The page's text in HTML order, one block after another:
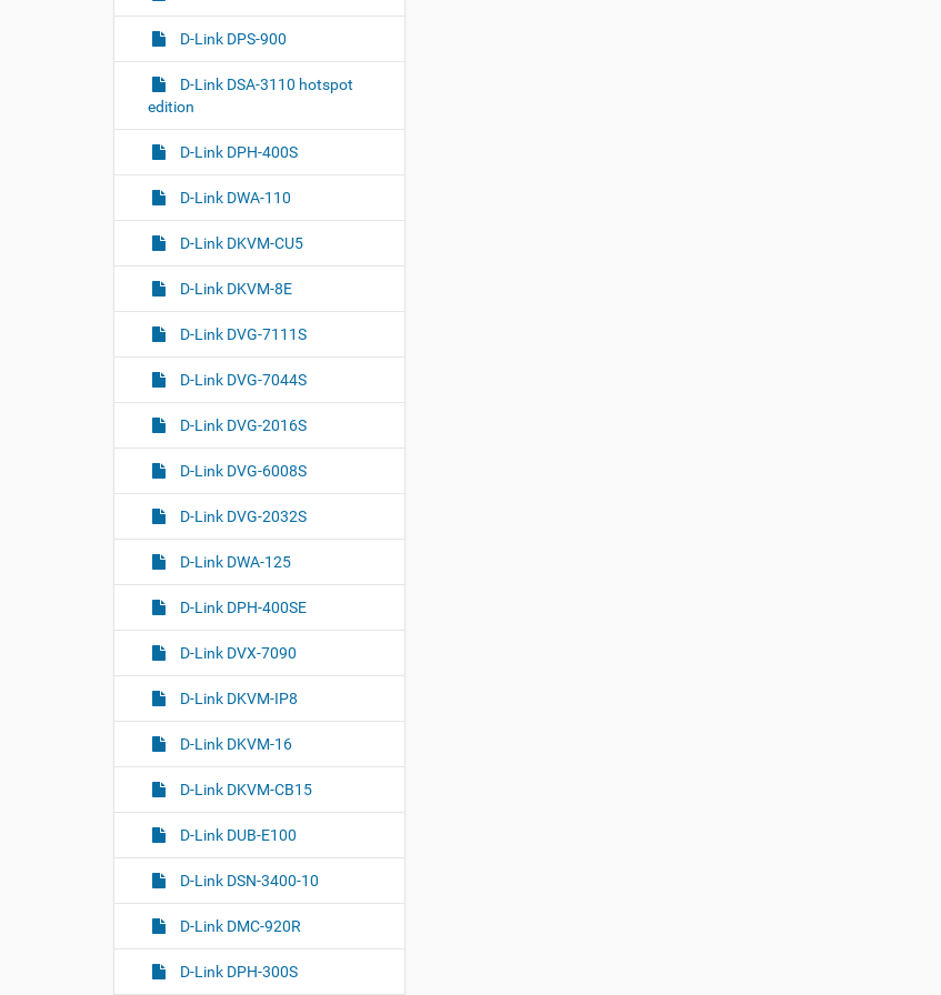
D-Link DPS-900
D-Link DSA-3110 hotspot
edition
D-Link DPH-400S
D-Link DWA-110
D-Link DKVM-CU5
D-Link DKVM-8E
D-Link DVG-7111S
D-Link DVG-7044S
D-Link DVG-2016S
D-Link DVG-6008S
D-Link DVG-2032S
D-Link DWA-125
D-Link DPH-400SE
D-Link DVX-7090
D-Link DKVM-IP8
D-Link DKVM-16
D-Link DKVM-CB15
D-Link DUB-E100
D-Link DSN-3400-10
D-Link DMC-920R
D-Link DPH-300S